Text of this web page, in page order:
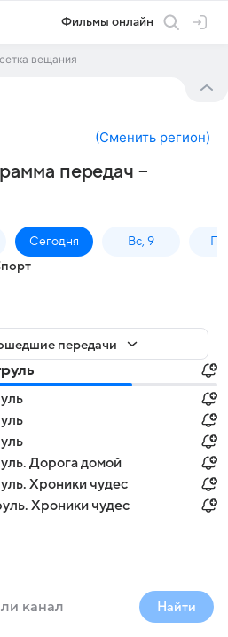
Фильмы онлайн
вещания
(Сменить регион)
передач –
Сегодня Вс, 9
передачи
Дорога домой
Хроники чудес
Хроники чудес
Найти